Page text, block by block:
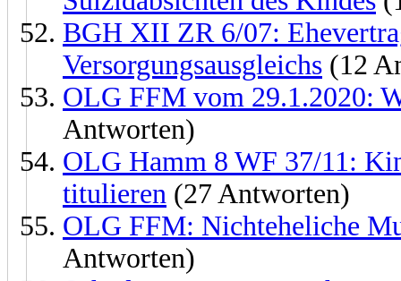
BGH XII ZR 6/07:
Versorgungsausgleichs (12
OLG FFM vom 29.1.2020:
Antworten)
OLG Hamm 8 WF 37/11:
titulieren (27 Antworten)
OLG FFM: Nichteheliche
Antworten)